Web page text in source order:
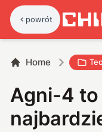
powrót
Home
Agni-4 to